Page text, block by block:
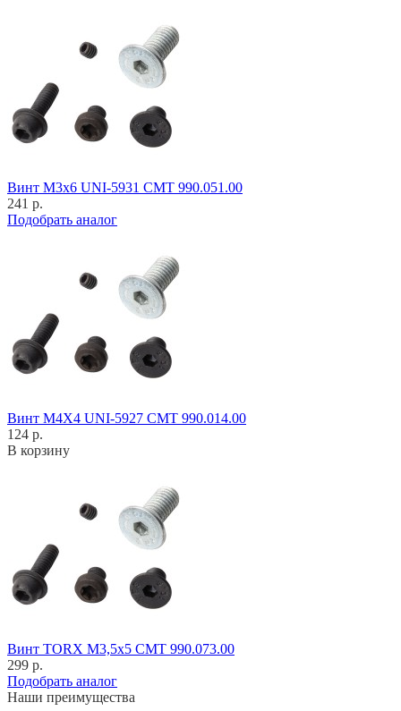
Винт M3x6 UNI-5931 CMT 990.051.00
241 р.
Подобрать аналог
Винт M4X4 UNI-5927 CMT 990.014.00
124 р.
В корзину
Винт TORX M3,5x5 CMT 990.073.00
299 р.
Подобрать аналог
Наши преимущества